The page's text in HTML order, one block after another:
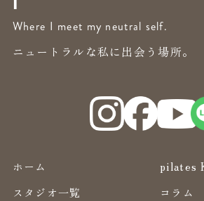
Where I meet my neutral self.
ニュートラルな私に出会う場所。
ホーム
pilates
スタジオ一覧
コラム